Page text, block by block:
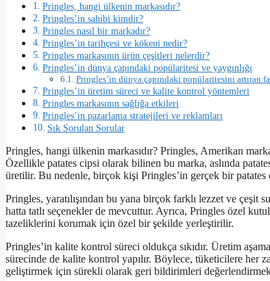
Pringles, hangi ülkenin markasıdır?
Pringles’in sahibi kimdir?
Pringles nasıl bir markadır?
Pringles’in tarihçesi ve kökeni nedir?
Pringles markasının ürün çeşitleri nelerdir?
Pringles’in dünya çapındaki popülaritesi ve yaygınlığı
Pringles’in dünya çapındaki popülaritesini artıran
Pringles’in üretim süreci ve kalite kontrol yöntemleri
Pringles markasının sağlığa etkileri
Pringles’in pazarlama stratejileri ve reklamları
Sık Sorulan Sorular
Pringles, hangi ülkenin markasıdır? Pringles, Amerikan
Özellikle patates cipsi olarak bilinen bu marka, aslında
üretilir. Bu nedenle, birçok kişi Pringles’in gerçek bir patates
Pringles, yaratılışından bu yana birçok farklı lezzet ve çeşit
hatta tatlı seçenekler de mevcuttur. Ayrıca, Pringles özel
tazeliklerini korumak için özel bir şekilde yerleştirilir.
Pringles’in kalite kontrol süreci oldukça sıkıdır. Üretim
sürecinde de kalite kontrol yapılır. Böylece, tüketicilere her
geliştirmek için sürekli olarak geri bildirimleri